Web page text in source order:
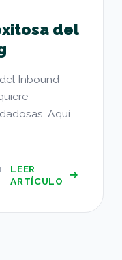
del
Inbound
Aquí...
LEER
ARTÍCULO